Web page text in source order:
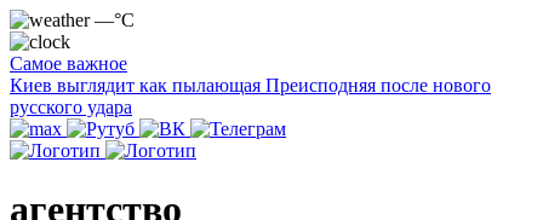
—°C
Самое важное
Киев выглядит как пылающая Преисподняя после нового
русского удара
агентство